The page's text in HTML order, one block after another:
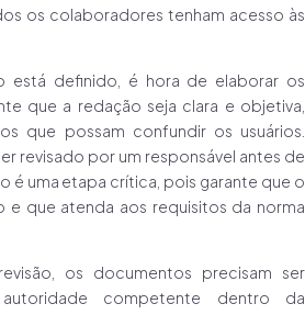
os colaboradores tenham acesso às
está definido, é hora de elaborar os
que a redação seja clara e objetiva,
que possam confundir os usuários.
revisado por um responsável antes de
é uma etapa crítica, pois garante que o
que atenda aos requisitos da norma
os documentos precisam ser
competente dentro da